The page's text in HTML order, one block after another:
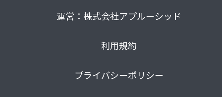
運営：株式会社アプルーシッド
利用規約
プライバシーポリシー